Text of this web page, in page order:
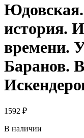
история.
времени.
Баранов.
1592 ₽
В наличии